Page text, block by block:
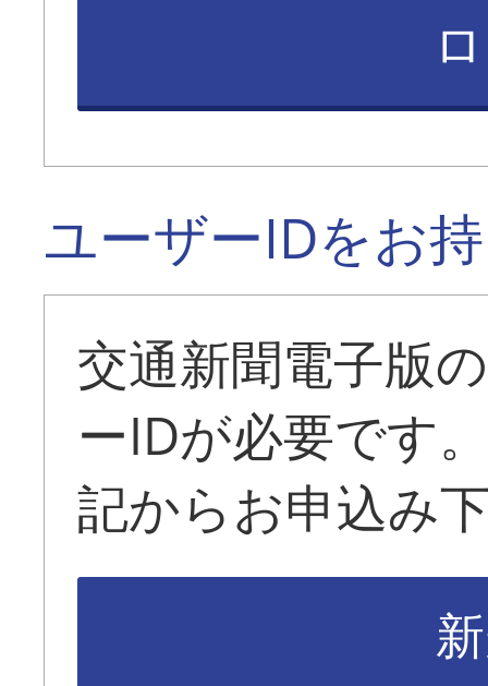
ユーザーIDをお
交通新聞電子版
ーIDが必要です
記からお申込み